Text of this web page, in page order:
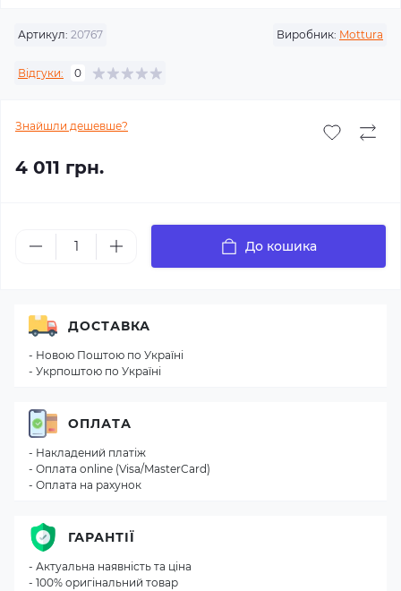
Артикул: 20767 Виробник: Mottura
Відгуки: 0
Знайшли дешевше?
4 011 грн.
До кошика
ДОСТАВКА
- Новою Поштою по Україні
- Укрпоштою по Україні
ОПЛАТА
- Накладений платіж
- Оплата online (Visa/MasterCard)
- Оплата на рахунок
ГАРАНТІЇ
- Актуальна наявність та ціна
- 100% оригінальний товар